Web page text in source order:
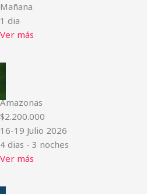
Mañana
1 dia
Ver más
Amazonas
$2.200.000
16-19 Julio 2026
4 dias - 3 noches
Ver más